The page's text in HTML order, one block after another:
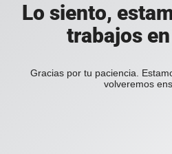
Lo siento,
trabajos
Gracias por tu paciencia.
volveremos